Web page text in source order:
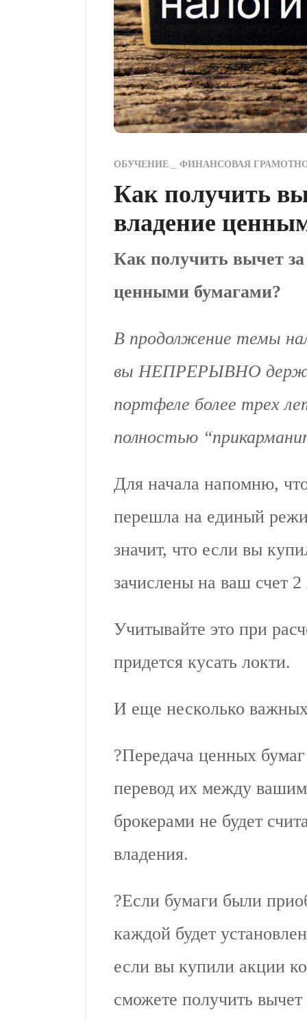
ОБУЧЕНИЕ ФИНАНСОВАЯ
Как получить
владение
Как получить вычет за
ценными бумагами?
В продолжение темы
вы НЕПРЕРЫВНО
портфеле более трех
полностью
Для начала напомню,
перешла на единый
значит, что если вы
зачислены на ваш счет 2
Учитывайте это при
придется кусать локти.
И еще несколько
?️Передача ценных
перевод их между
брокерами не будет
владения.
?️Если бумаги были
каждой будет
если вы купили акции
сможете получить вычет